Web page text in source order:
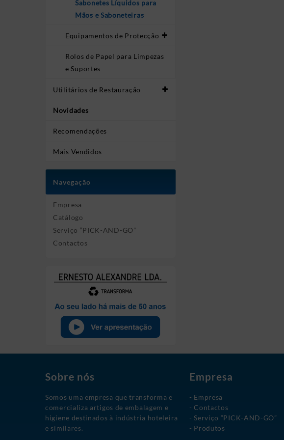
Sabonetes Líquidos para
Mãos e Saboneteiras
Equipamentos de Protecção
Rolos de Papel para Limpezas
e Suportes
Utilitários de Restauração
Novidades
Recomendações
Mais Vendidos
Navegação
Empresa
Catálogo
Serviço “PICK-AND-GO”
Contactos
Sobre nós
Somos uma empresa que transforma e
comercializa artigos de embalagem e
higiene destinados à indústria hoteleira
e similares.
Empresa
Empresa
Contactos
Serviço “PICK-AND-GO”
Produtos